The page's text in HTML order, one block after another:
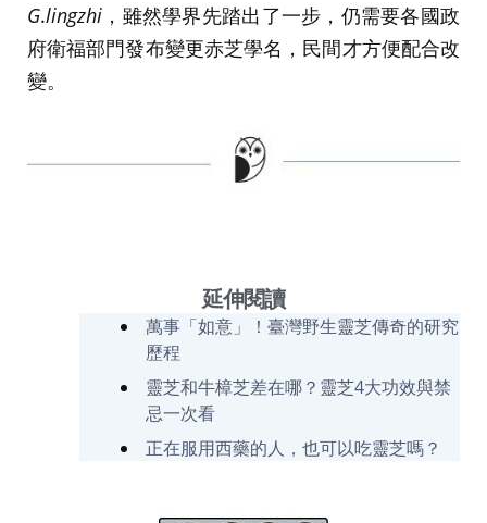
G.lingzhi ，雖然學界先踏出了一步，仍需要各國政
府衛福部門發布變更赤芝學名，民間才方便配合改
變。
延伸閱讀
萬事「如意」！臺灣野生靈芝傳奇的研究
歷程
靈芝和牛樟芝差在哪？靈芝4大功效與禁
忌一次看
正在服用西藥的人，也可以吃靈芝嗎？